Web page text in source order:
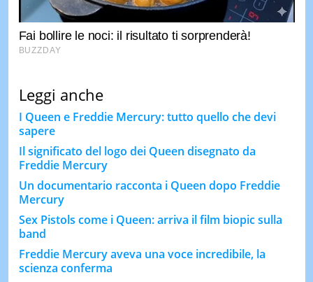
Leggi anche
I Queen e Freddie Mercury: tutto quello che devi
sapere
Il significato del logo dei Queen disegnato da
Freddie Mercury
Un documentario racconta i Queen dopo Freddie
Mercury
Sex Pistols come i Queen: arriva il film biopic sulla
band
Freddie Mercury aveva una voce incredibile, la
scienza conferma